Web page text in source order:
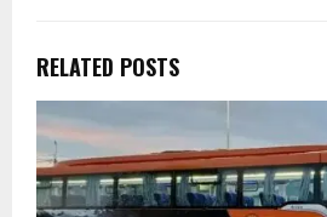
RELATED POSTS